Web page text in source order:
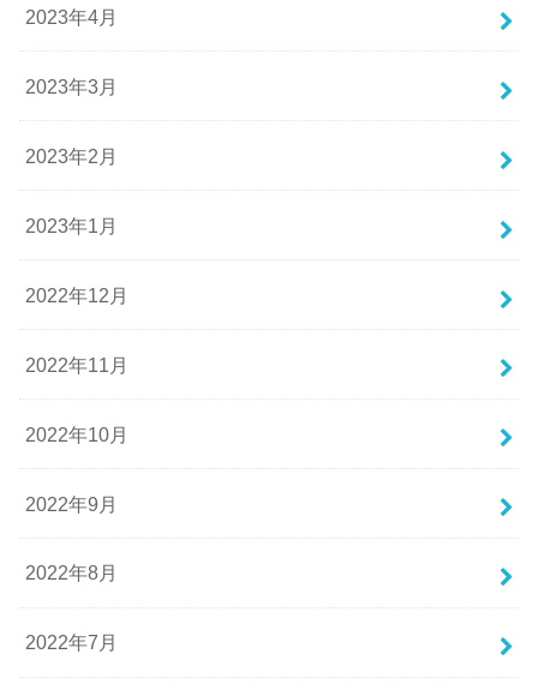
2023年4月
2023年3月
2023年2月
2023年1月
2022年12月
2022年11月
2022年10月
2022年9月
2022年8月
2022年7月